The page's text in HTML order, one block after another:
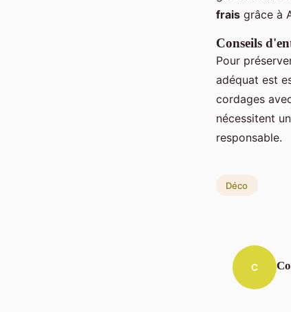
frais grâce à
Conseils
Pour
adéquat est
cordages
nécessitent
responsable.
Déco
C